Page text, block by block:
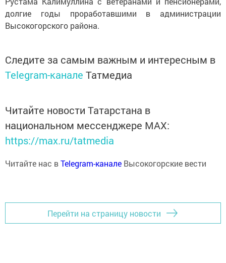
долгие годы проработавшими в администрации
Высокогорского района.
Следите за самым важным и интересным в
Telegram-канале Татмедиа
Читайте новости Татарстана в
национальном мессенджере MАХ:
https://max.ru/tatmedia
Читайте нас вTelegram-канале Высокогорские вести
Перейти на страницу новости